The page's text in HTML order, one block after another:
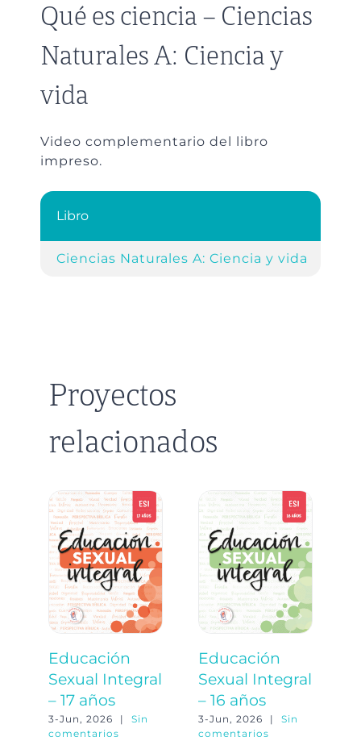
Qué es ciencia – Ciencias
Naturales A: Ciencia y
vida
Video complementario del libro
impreso.
Libro
Ciencias Naturales A: Ciencia y vida
Proyectos
relacionados
Educación
Sexual Integral
– 17 años
3-Jun, 2026 |
Sin
comentarios
Educación
Sexual Integral
– 16 años
3-Jun, 2026 |
Sin
comentarios